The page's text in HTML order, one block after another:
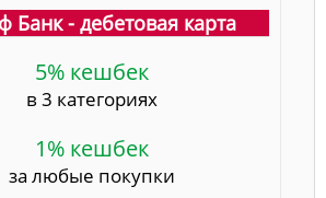
Банк - дебетовая карта
5% кешбек
в 3 категориях
1% кешбек
за любые покупки